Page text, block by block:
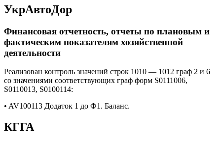
УкрАвтоДор
Финансовая отчетность, отчеты по плановым и
фактическим показателям хозяйственной
деятельности
Реализован контроль значений строк 1010 — 1012 граф 2 и 6
со значениями соответствующих граф форм S0111006,
S0110013, S0100114:
• AV100113 Додаток 1 до Ф1. Баланс.
КГГА